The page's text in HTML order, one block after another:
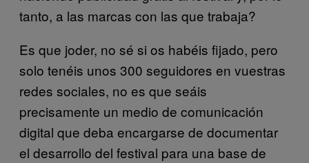
tanto, a las marcas con las que trabaja?
Es que joder, no sé si os habéis fijado, pero
solo tenéis unos 300 seguidores en vuestras
redes sociales, no es que seáis
precisamente un medio de comunicación
digital que deba encargarse de documentar
el desarrollo del festival para una base de